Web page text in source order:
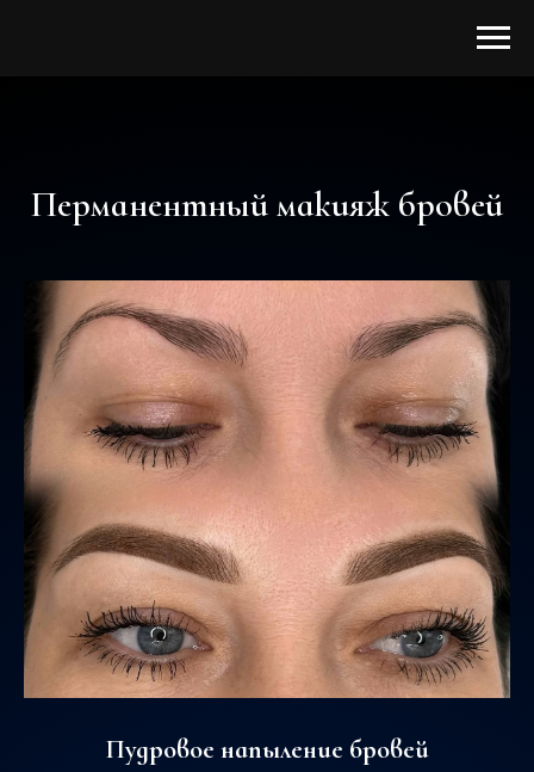
Перманентный макияж бровей
Пудровое напыление бровей